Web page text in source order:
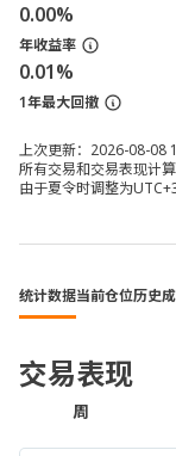
0.00%
年收益率
0.01%
1年最大回撤
上次更新：2026-08-08
所有交易和交易表现计
由于夏令时调整为UTC+3
统计数据当前仓位历史
交易表现
周